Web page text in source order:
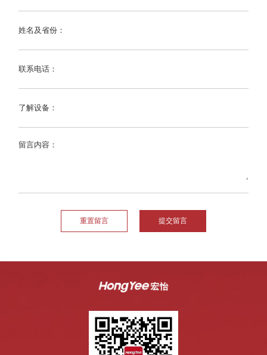
姓名及省份：
联系电话：
了解设备：
留言内容：
重置留言